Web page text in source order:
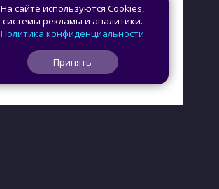
На сайте используются Cookies,
системы рекламы и аналитики.
Политика конфиденциальности
Принять